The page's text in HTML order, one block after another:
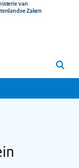
van
Zaken
Zoeken